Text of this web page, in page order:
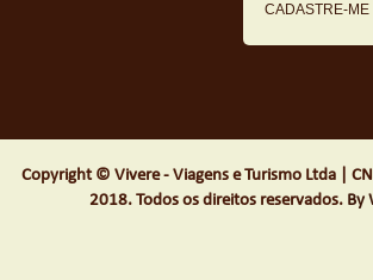
Copyright © Vivere - Viagens e Turismo Ltda |
2018. Todos os direitos reservados. By